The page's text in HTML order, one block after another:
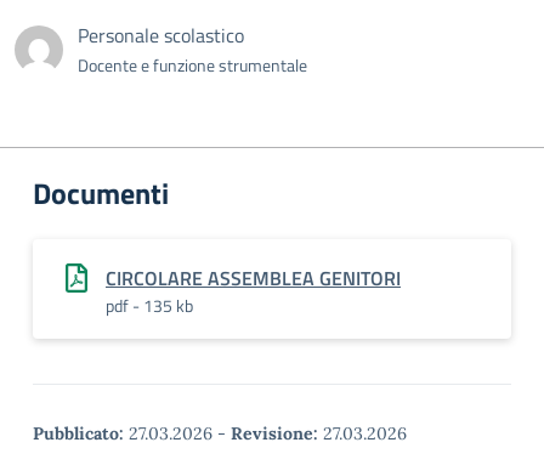
Personale scolastico
Docente e funzione strumentale
Documenti
CIRCOLARE ASSEMBLEA GENITORI
pdf - 135 kb
Pubblicato: 27.03.2026 - Revisione: 27.03.2026